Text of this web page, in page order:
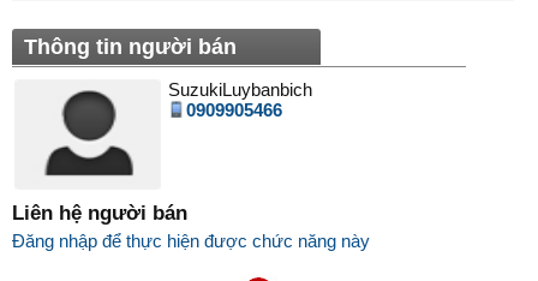
Thông tin người bán
SuzukiLuybanbich
0909905466
Liên hệ người bán
Đăng nhập để thực hiện được chức năng này